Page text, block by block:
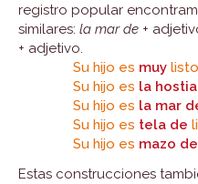
registro popular
similares: la mar de +
+ adjetivo.
Su hijo es muy
Su hijo es la
Su hijo es la mar
Su hijo es tela de
Su hijo es mazo de
Estas construcciones